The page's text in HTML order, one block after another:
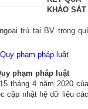
KHẢO SÁT
trú tại BV trong quí
phạm pháp luật
tháng 4 năm 2020 của
cập nhật hệ dữ liệu các